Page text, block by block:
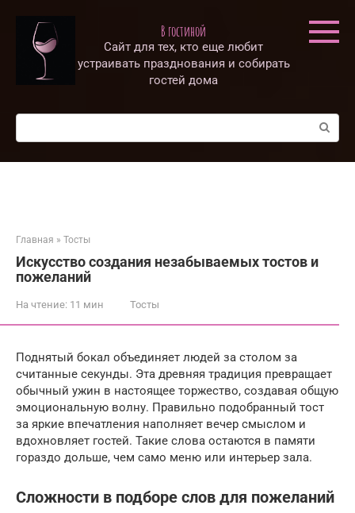
контенту
В гостиной
Сайт для тех, кто еще любит
устраивать празднования и собирать
гостей дома
Поиск:
Главная » Тосты
Искусство создания незабываемых тостов и
пожеланий
На чтение: 11 мин Тосты
Поднятый бокал объединяет людей за столом за
считанные секунды. Эта древняя традиция превращает
обычный ужин в настоящее торжество, создавая общую
эмоциональную волну. Правильно подобранный тост
за яркие впечатления наполняет вечер смыслом и
вдохновляет гостей. Такие слова остаются в памяти
гораздо дольше, чем само меню или интерьер зала.
Сложности в подборе слов для пожеланий